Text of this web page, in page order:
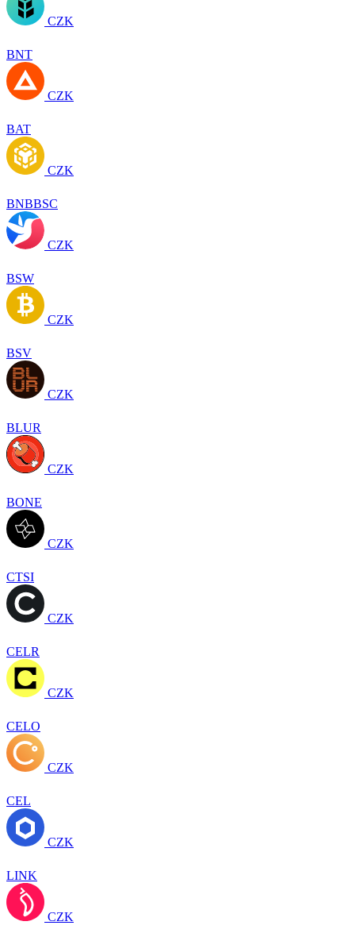
CZK
BNT
CZK
BAT
CZK
BNBBSC
CZK
BSW
CZK
BSV
CZK
BLUR
CZK
BONE
CZK
CTSI
CZK
CELR
CZK
CELO
CZK
CEL
CZK
LINK
CZK